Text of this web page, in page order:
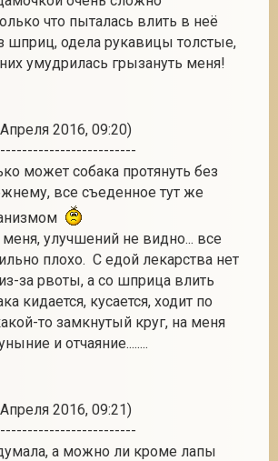
что пыталась влить в неё
шприц, одела рукавицы толстые,
умудрилась грызануть меня!
2016, 09:20)
может собака протянуть без
все съеденное тут же
улучшений не видно... все
плохо. С едой лекарства нет
за рвоты, а со шприца влить
кидается, кусается, ходит по
то замкнутый круг, на меня
и отчаяние........
2016, 09:21)
а можно ли кроме лапы